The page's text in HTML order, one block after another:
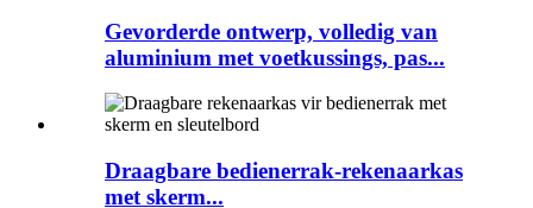
Gevorderde ontwerp, volledig van
aluminium met voetkussings, pas...
Draagbare bedienerrak-rekenaarkas
met skerm...